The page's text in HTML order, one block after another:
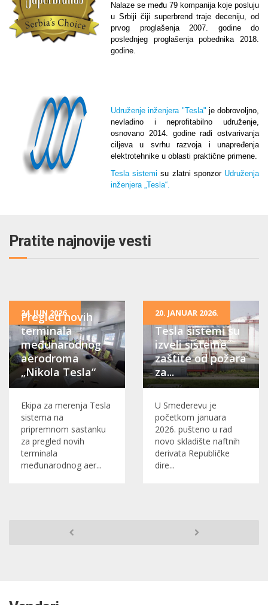
Nalaze se među 79 kompanija koje posluju
u Srbiji čiji superbrend traje deceniju, od
prvog proglašenja 2007. godine do
poslednjeg proglašenja pobednika 2018.
godine.
Udruženje inženjera "Tesla" je dobrovoljno,
nevladino i neprofitabilno udruženje,
osnovano 2014. godine radi ostvarivanja
ciljeva u svrhu razvoja i unapređenja
elektrotehnike u oblasti praktične primene.
Tesla sistemi su zlatni sponzor Udruženja
inženjera „Tesla“.
Pratite najnovije vesti
24. JUN 2026.
Pregled novih
terminala
međunarodnog
aerodroma
„Nikola Tesla“
Ekipa za merenja Tesla
sistema na
pripremnom sastanku
za pregled novih
terminala
međunarodnog aer...
20. JANUAR 2026.
Tesla sistemi su
izveli sisteme
zaštite od požara
za...
U Smederevu je
početkom januara
2026. pušteno u rad
novo skladište naftnih
derivata Republičke
dire...